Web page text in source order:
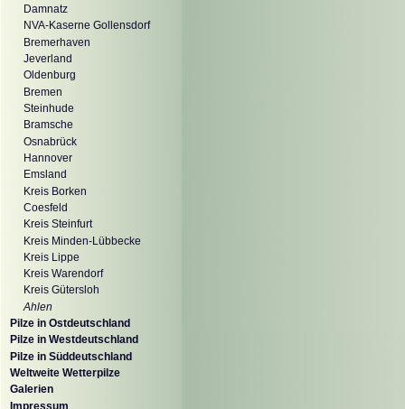
Damnatz
NVA-Kaserne Gollensdorf
Bremerhaven
Jeverland
Oldenburg
Bremen
Steinhude
Bramsche
Osnabrück
Hannover
Emsland
Kreis Borken
Coesfeld
Kreis Steinfurt
Kreis Minden-Lübbecke
Kreis Lippe
Kreis Warendorf
Kreis Gütersloh
Ahlen
Pilze in Ostdeutschland
Pilze in Westdeutschland
Pilze in Süddeutschland
Weltweite Wetterpilze
Galerien
Impressum